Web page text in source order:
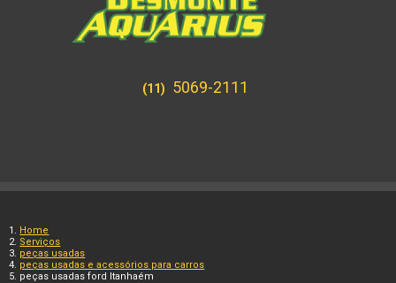
(11) 5069-2111
Home
Serviços
peças usadas
peças usadas e acessórios para carros
peças usadas ford Itanhaém